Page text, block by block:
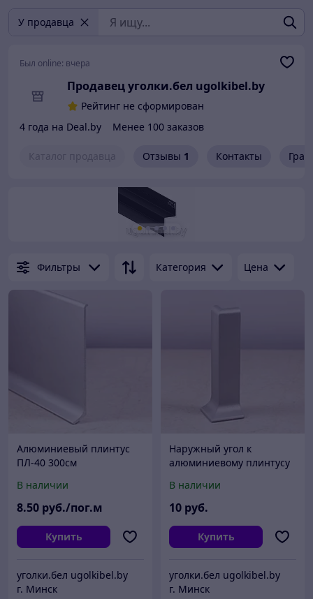
У продавца
Был online: вчера
Продавец уголки.бел ugolkibel.by
Рейтинг не сформирован
4 года на Deal.by
Менее 100 заказов
Каталог продавца Отзывы 1 Контакты
Фильтры Категория Цена
Алюминиевый плинтус
ПЛ-40 300см
В наличии
8.50 руб./пог.м
Купить
уголки.бел ugolkibel.by
г. Минск
Наружный угол к
алюминиевому плинтусу
В наличии
10 руб.
Купить
уголки.бел ugolkibel.by
г. Минск